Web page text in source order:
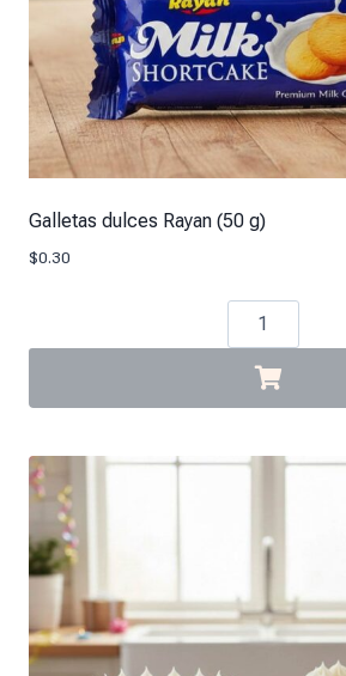
Galletas dulces Rayan (50 g)
$0.30